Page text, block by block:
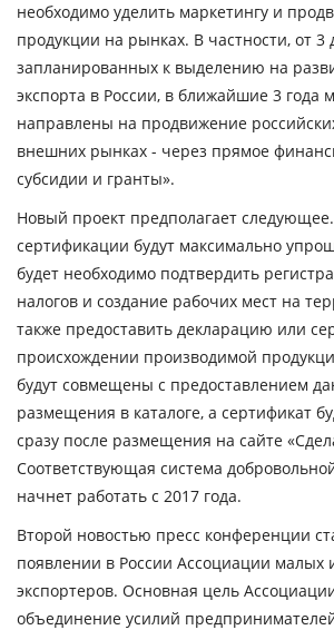
необходимо уделить маркетингу и
продукции на рынках. В частности, от 3
запланированных к выделению на
экспорта в России, в ближайшие 3 года
направлены на продвижение
внешних рынках - через прямое
субсидии и гранты».
Новый проект предполагает
сертификации будут максимально
будет необходимо подтвердить
налогов и создание рабочих мест на
также предоставить декларацию или
происхождении производимой
будут совмещены с предоставлением
размещения в каталоге, а сертификат
сразу после размещения на сайте
Соответствующая система
начнет работать c 2017 года.
Второй новостью пресс конференции
появлении в России Ассоциации малых
экспортеров. Основная цель
объединение усилий